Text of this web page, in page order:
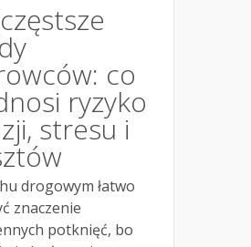
co
ryzyko
stresu i
drogowym łatwo
znaczenie
potknięć, bo